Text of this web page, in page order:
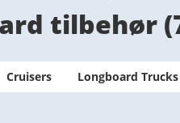
United
tilbehør (
Cruisers Longboard Trucks